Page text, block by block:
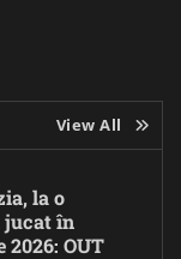
View All
la o
jucat în
OUT